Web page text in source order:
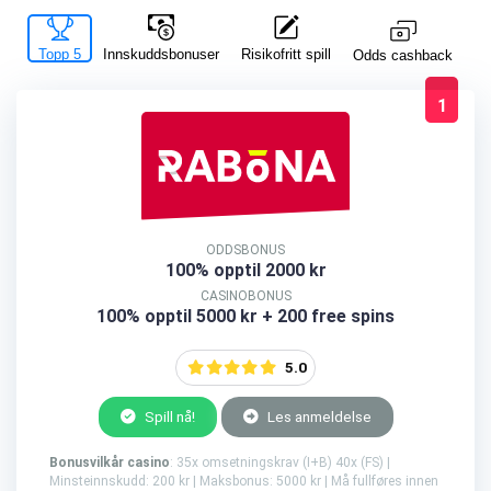
Topp 5 Innskuddsbonuser Risikofritt spill Odds cashback
1
ODDSBONUS
100% opptil 2000 kr
CASINOBONUS
100% opptil 5000 kr + 200 free spins
5.0
Spill nå! Les anmeldelse
Bonusvilkår casino: 35x omsetningskrav (I+B) 40x (FS) |
Minsteinnskudd: 200 kr | Maksbonus: 5000 kr | Må fullføres innen